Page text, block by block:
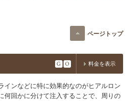
ページトップ
G O 料金を表示
インなどに特に効果的なのがヒアルロン
何回かに分けて注入することで、周りの